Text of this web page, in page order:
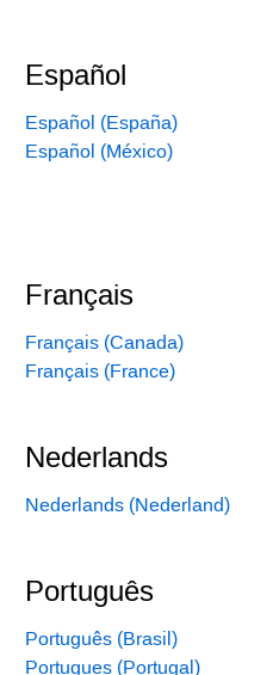
Español
Español (España)
Español (México)
Français
Français (Canada)
Français (France)
Nederlands
Nederlands (Nederland)
Português
Português (Brasil)
Portugues (Portugal)